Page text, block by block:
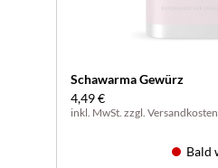
Schawarma Gewürz
4,49 €
inkl. MwSt. zzgl. Versandkosten
Bald